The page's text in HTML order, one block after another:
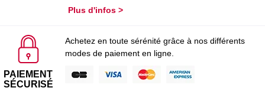
Plus d'infos >
PAIEMENT
SÉCURISÉ
Achetez en toute sérénité grâce à nos différents
modes de paiement en ligne.